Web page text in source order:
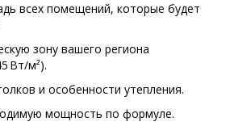
всех помещений, которые будет
зону вашего региона
Вт/м²).
и особенности утепления.
мощность по формуле.